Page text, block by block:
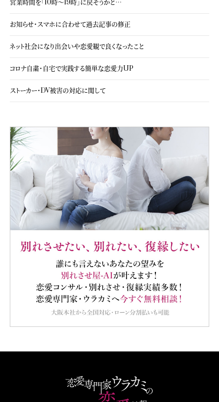
営業時間を「10時～19時」に戻そうかと…
お知らせ・スマホに合わせて過去記事の修正
ネット社会になり出会いや恋愛観で良くなったこと
コロナ自粛・自宅で実践する簡単な恋愛力UP
ストーカー・DV被害の対応に関して